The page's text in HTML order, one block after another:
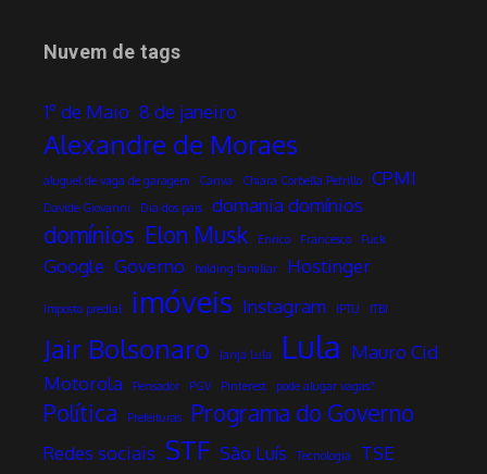
Nuvem de tags
1º de Maio 8 de janeiro
Alexandre de Moraes
aluguel de vaga de garagem Canva Chiara Corbella Petrillo CPMI
Davide Giovanni Dia dos pais domania domínios
domínios Elon Musk Enrico Francesco Fuck
Google Governo holding familiar Hostinger
Imposto predial imóveis Instagram IPTU ITBI
Jair Bolsonaro Janja Lula Lula Mauro Cid
Motorola
Pensador PGV Pinterest pode alugar vagas?
Política Prefeituras Programa do Governo
Redes sociais STF São Luís Tecnologia TSE